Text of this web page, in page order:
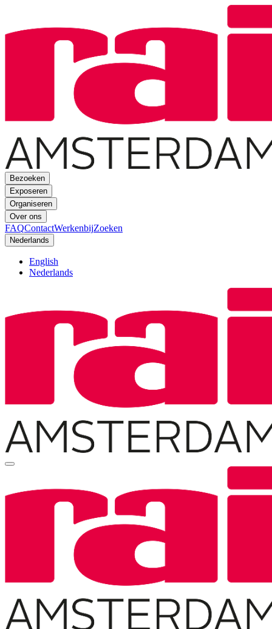
Bezoeken
Exposeren
Organiseren
Over ons
FAQContactWerkenbijZoeken
Nederlands
English
Nederlands